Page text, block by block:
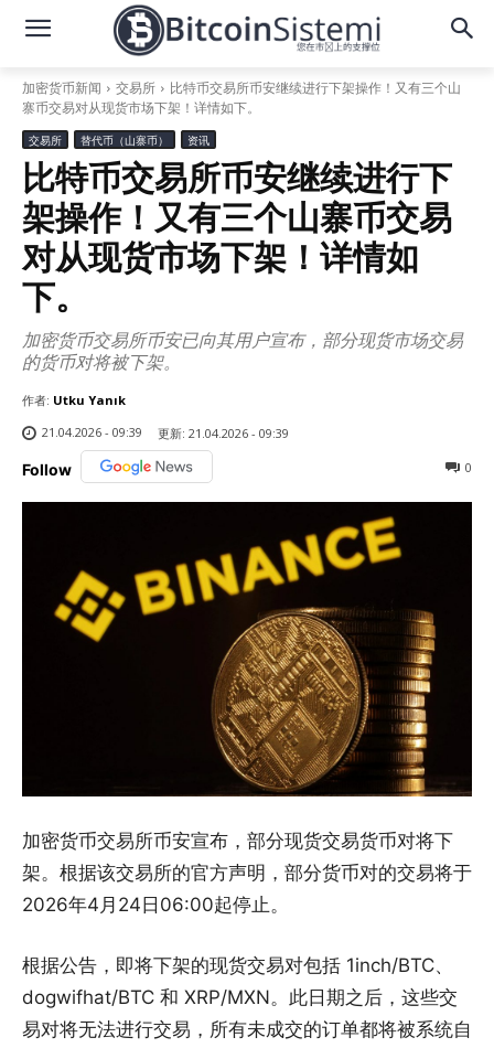
加密货币新闻 交易所
比特币交易所币安继续进行下架操作！又有三个山
寨币交易对从现货市场下架！详情如下。
交易所 替代币（山寨币） 资讯
比特币交易所币安继续进行下
架操作！又有三个山寨币交易
对从现货市场下架！详情如
下。
加密货币交易所币安已向其用户宣布，部分现货市场交易
的货币对将被下架。
作者: Utku Yanık
21.04.2026 - 09:39
更新: 21.04.2026 - 09:39
Follow 0
加密货币交易所币安宣布，部分现货交易货币对将下
架。根据该交易所的官方声明，部分货币对的交易将于
2026年4月24日06:00起停止。
根据公告，即将下架的现货交易对包括 1inch/BTC、
dogwifhat/BTC 和 XRP/MXN。此日期之后，这些交
易对将无法进行交易，所有未成交的订单都将被系统自